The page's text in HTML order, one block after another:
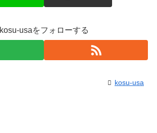
kosu-usaをフォローする
kosu-usa